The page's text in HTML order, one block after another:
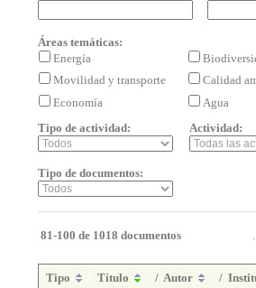
Áreas temáticas:
Energía
Movilidad y transporte
Calidad
Economía
Agua
Tipo de actividad:
Actividad:
Tipo de documentos:
81-100 de 1018 documentos
Tipo Título / Autor /